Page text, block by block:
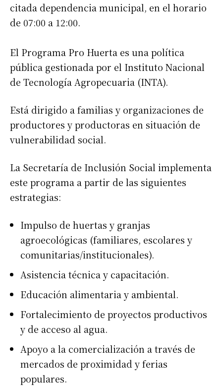
citada dependencia municipal, en el horario
de 07:00 a 12:00.
El Programa Pro Huerta es una política
pública gestionada por el Instituto Nacional
de Tecnología Agropecuaria (INTA).
Está dirigido a familias y organizaciones de
productores y productoras en situación de
vulnerabilidad social.
La Secretaría de Inclusión Social implementa
este programa a partir de las siguientes
estrategias:
Impulso de huertas y granjas
agroecológicas (familiares, escolares y
comunitarias/institucionales).
Asistencia técnica y capacitación.
Educación alimentaria y ambiental.
Fortalecimiento de proyectos productivos
y de acceso al agua.
Apoyo a la comercialización a través de
mercados de proximidad y ferias
populares.